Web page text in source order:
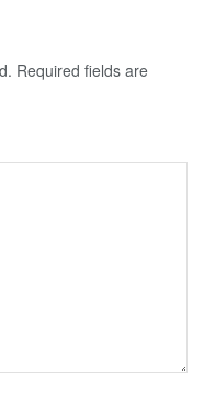
Required fields are